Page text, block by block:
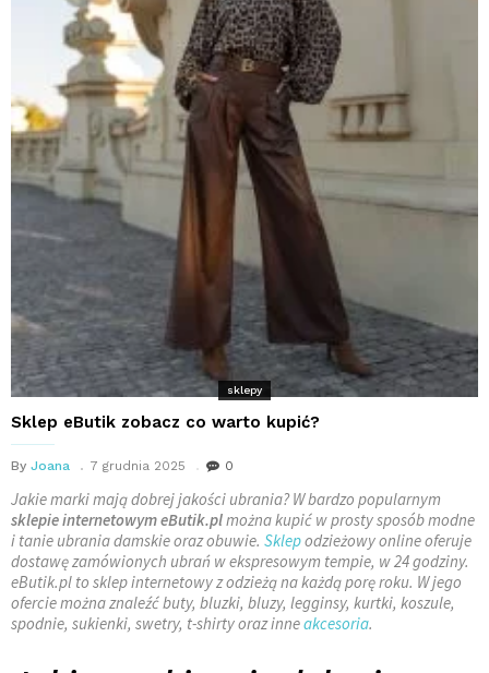
sklepy
Sklep eButik zobacz co warto kupić?
By Joana 7 grudnia 2025 0
Jakie marki mają dobrej jakości ubrania? W bardzo popularnym
sklepie internetowym eButik.plmożna kupić w prosty sposób modne
i tanie ubrania damskie oraz obuwie. Sklepodzieżowy online oferuje
dostawę zamówionych ubrań w ekspresowym tempie, w 24 godziny.
eButik.pl to sklep internetowy z odzieżą na każdą porę roku. W jego
ofercie można znaleźć buty, bluzki, bluzy, legginsy, kurtki, koszule,
spodnie, sukienki, swetry, t-shirty oraz inneakcesoria.